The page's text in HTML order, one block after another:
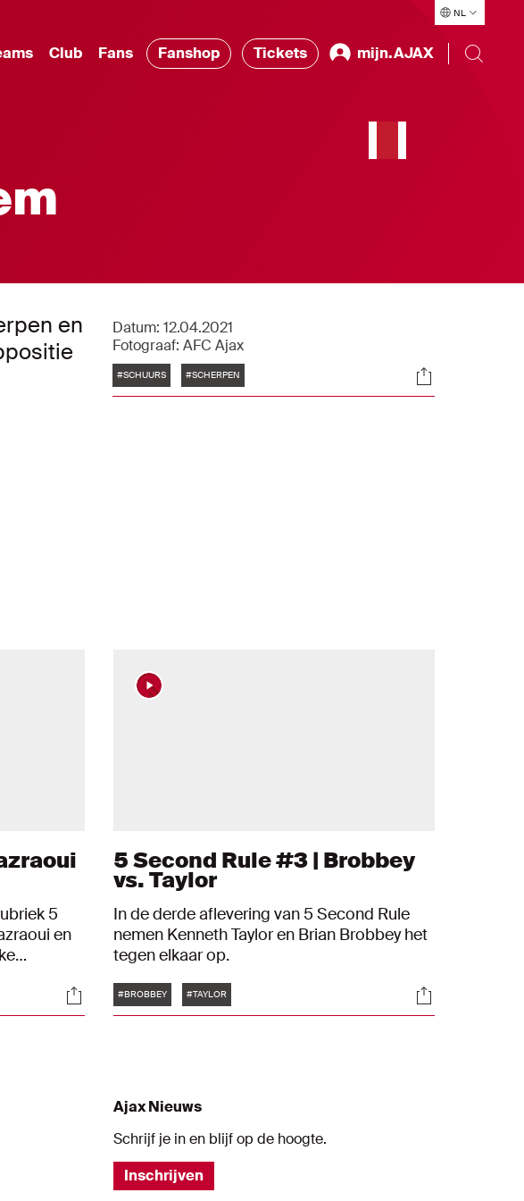
NL
Club Fans Fanshop Tickets mijn.AJAX
en
Datum: 12.04.2021
Fotograaf: AFC Ajax
Tags
#SCHUURS #SCHERPEN Socials
5
en
Socials
5 Second Rule #3 | Brobbey
vs. Taylor
In de derde aflevering van 5 Second Rule
nemen Kenneth Taylor en Brian Brobbey het
tegen elkaar op.
Tags
#BROBBEY #TAYLOR Socials
Ajax Nieuws
Schrijf je in en blijf op de hoogte.
Inschrijven